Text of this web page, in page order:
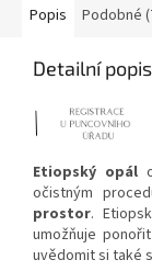
Popis Podobné
Detailní
Etiopský opál
očistným
prostor.
umožňuje
uvědomit si také